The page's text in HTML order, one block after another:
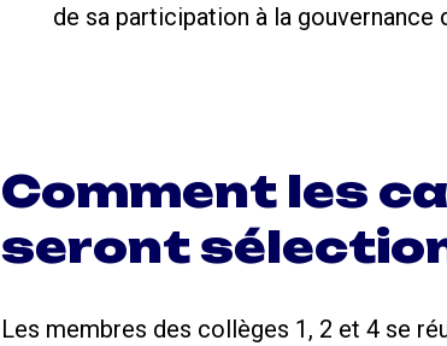
de sa participation à la gouvernance
Comment les
seront
Les membres des collèges 1, 2 et 4 se